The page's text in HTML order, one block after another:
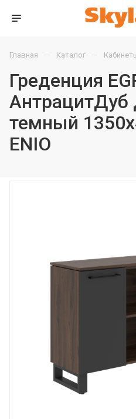
Главная — Каталог —
Греденция
АнтрацитДуб
темный
ENIO